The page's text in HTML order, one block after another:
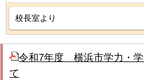
校長室より
令和7年度 横浜市学力・
て